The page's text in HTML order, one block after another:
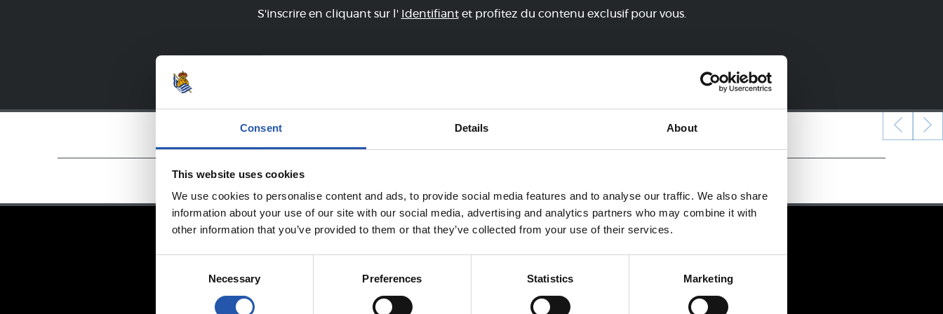
Consent Details About
This website uses cookies
We use cookies to personalise content and ads, to provide social media features and to analyse our traffic. We also share
information about your use of our site with our social media, advertising and analytics partners who may combine it with
other information that you’ve provided to them or that they’ve collected from your use of their services.
Necessary Preferences Statistics Marketing
S'inscrire en cliquant sur l' Identifiantet profitez du contenu exclusif pour vous.